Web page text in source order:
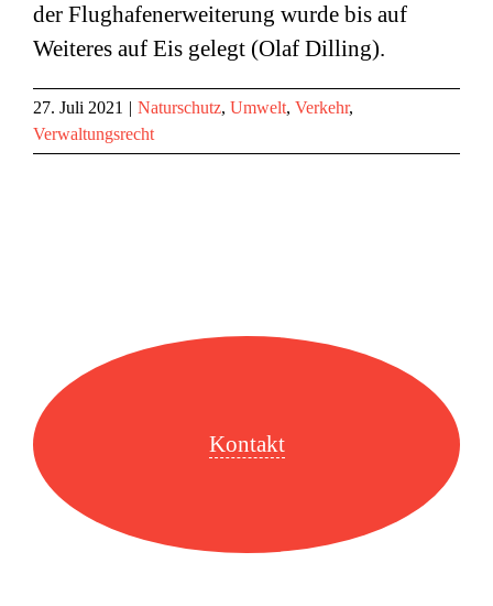
der Flughafenerweiterung wurde bis auf
Weiteres auf Eis gelegt (Olaf Dilling).
27. Juli 2021 | Naturschutz, Umwelt, Verkehr,
Verwaltungsrecht
Kontakt